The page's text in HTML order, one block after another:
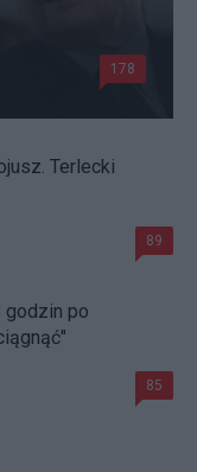
178
Terlecki
89
godzin po
85